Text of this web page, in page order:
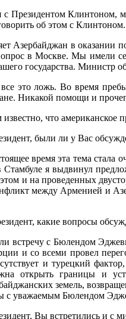
с Президентом Клинтоном,
об этом с
Азербайджан в оказании
в Москве. Мы имели
государства. Министр
это ложь. Во время
Никакой по­мощи и
что американское
были ли у Вас
время эта тема стала
Стамбуле я выдвинул
и на проведенных
между Арменией и
какие вопросы
встречу с Бюлендом
и со всеми провел
и турецкий
открыть границы и
земель,
с ува­жаемым Бюлендом
Вы встретились и с